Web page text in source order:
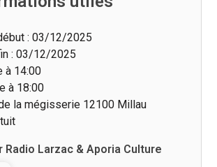
: 03/12/2025
: 03/12/2025
à 14:00
à 18:00
la mégisserie 12100 Millau
Radio Larzac & Aporia Culture